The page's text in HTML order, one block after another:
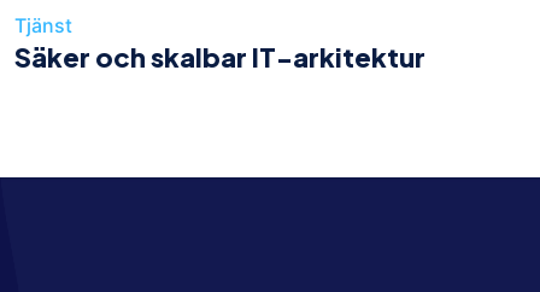
Tjänst
Säker och skalbar IT-arkitektur